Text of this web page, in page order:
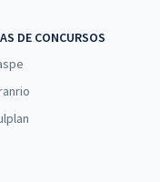
DE CONCURSOS